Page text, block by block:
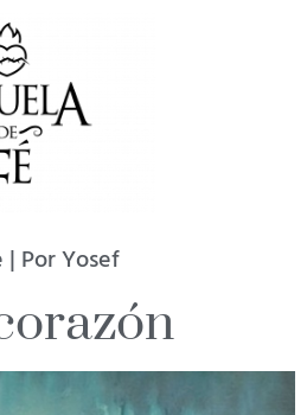
| Por Yosef